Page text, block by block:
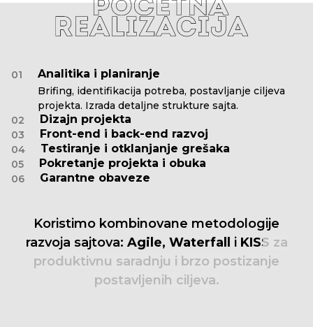
01 Analitika i planiranje
Brifing, identifikacija potreba, postavljanje ciljeva
projekta. Izrada detaljne strukture sajta.
02
Dizajn projekta
03 Front-end i back-end razvoj
04 Testiranje i otklanjanje grešaka
05 Pokretanje projekta i obuka
06 Garantne obaveze
Koristimo kombinovane metodologije
razvoja sajtova: Agile, Waterfall i KISS za
produktivnu saradnju i brzo postizanje
postavljenih ciljeva.